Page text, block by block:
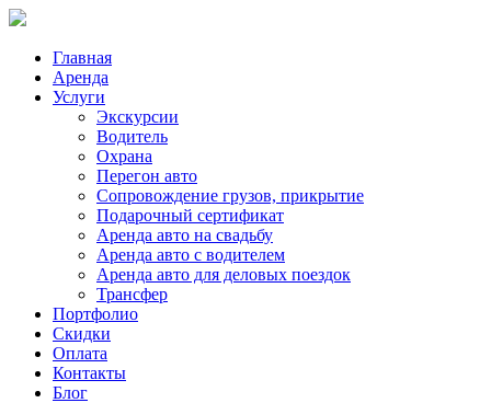
Главная
Аренда
Услуги
Экскурсии
Водитель
Охрана
Перегон авто
Сопровождение грузов, прикрытие
Подарочный сертификат
Аренда авто на свадьбу
Аренда авто с водителем
Аренда авто для деловых поездок
Трансфер
Портфолио
Скидки
Оплата
Контакты
Блог